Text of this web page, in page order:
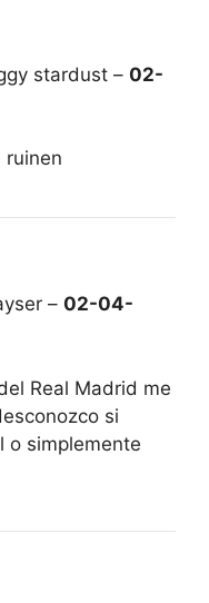
stardust – 02-
ruinen
– 02-04-
Real Madrid me
si
o simplemente